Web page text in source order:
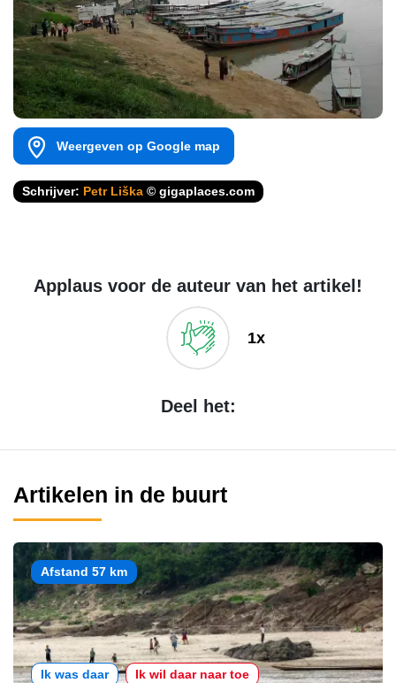
Weergeven op Google map
Schrijver: Petr Liška © gigaplaces.com
Applaus voor de auteur van het artikel!
1x
Deel het:
Artikelen in de buurt
Afstand 57 km
Ik was daar Ik wil daar naar toe